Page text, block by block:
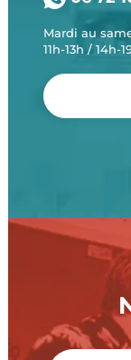
Mardi au
11h-13h / 14h-